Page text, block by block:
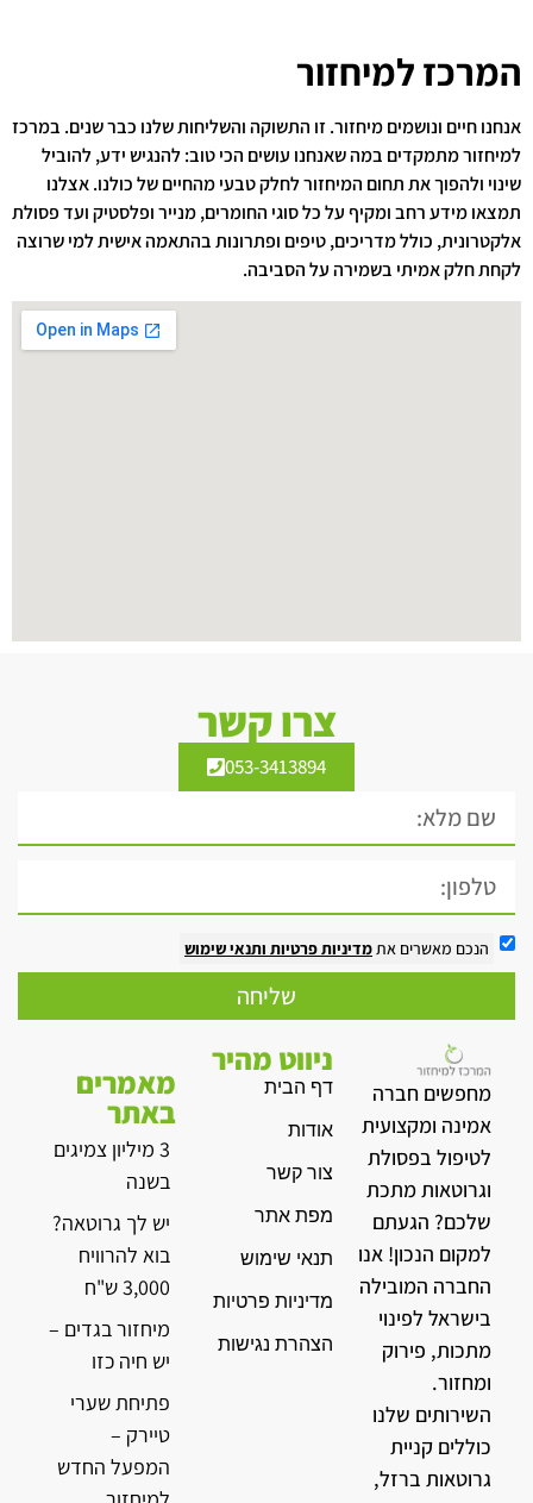
המרכז למיחזור
אנחנו חיים ונושמים מיחזור. זו התשוקה והשליחות שלנו כבר שנים. במרכז
למיחזור מתמקדים במה שאנחנו עושים הכי טוב: להנגיש ידע, להוביל
שינוי ולהפוך את תחום המיחזור לחלק טבעי מהחיים של כולנו. אצלנו
תמצאו מידע רחב ומקיף על כל סוגי החומרים, מנייר ופלסטיק ועד פסולת
אלקטרונית, כולל מדריכים, טיפים ופתרונות בהתאמה אישית למי שרוצה
לקחת חלק אמיתי בשמירה על הסביבה.
צרו קשר
053-3413894
הנכם מאשרים אתמדיניות פרטיות ותנאי שימוש
שליחה
מחפשים חברה
אמינה ומקצועית
לטיפול בפסולת
וגרוטאות מתכת
שלכם? הגעתם
למקום הנכון! אנו
החברה המובילה
בישראל לפינוי
מתכות, פירוק
ומחזור.
השירותים שלנו
כוללים קניית
גרוטאות ברזל,
ניווט מהיר
דף הבית
אודות
צור קשר
מפת אתר
תנאי שימוש
מדיניות פרטיות
הצהרת נגישות
מאמרים
באתר
3 מיליון צמיגים
בשנה
יש לך גרוטאה?
בוא להרוויח
3,000 ש"ח
מיחזור בגדים –
יש חיה כזו
פתיחת שערי
טיירק –
המפעל החדש